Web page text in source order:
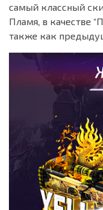
самый классный
Пламя, в качестве
также как